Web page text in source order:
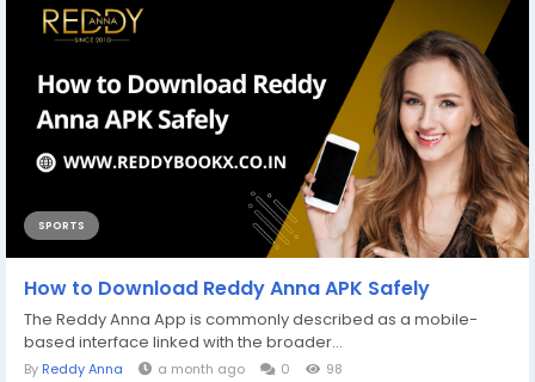
SPORTS
How to Download Reddy Anna APK Safely
The Reddy Anna App is commonly described as a mobile-
based interface linked with the broader...
By Reddy Anna a month ago 0 98